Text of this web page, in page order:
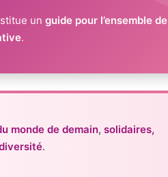
un guide pour l’ensemble de
.
monde de demain, solidaires,
.